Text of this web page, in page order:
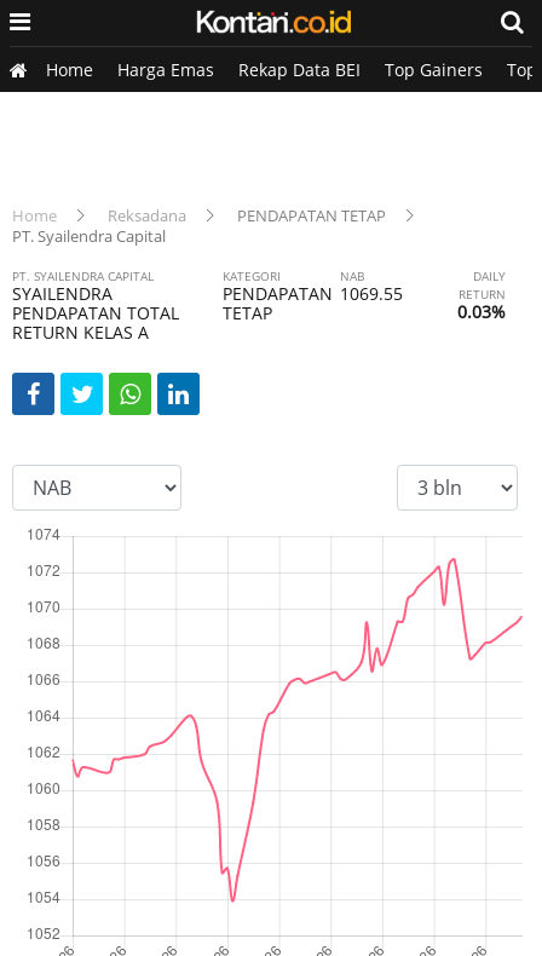
Home Harga Emas Rekap Data BEI Top Gainers Top
Home Reksadana
PENDAPATAN TETAP
PT. Syailendra Capital
PT. SYAILENDRA CAPITAL
SYAILENDRA
PENDAPATAN TOTAL
RETURN KELAS A
KATEGORI
PENDAPATAN
TETAP
NAB
1069.55
DAILY
RETURN
0.03%